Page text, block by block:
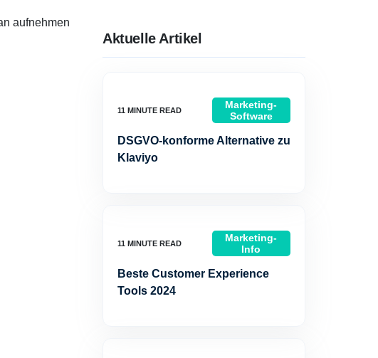
aufnehmen
Aktuelle Artikel
Marketing-
Software
DSGVO-konforme Alternative zu
Klaviyo
Marketing-
Info
Beste Customer Experience
Tools 2024